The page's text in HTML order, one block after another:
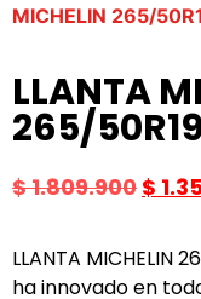
MICHELIN 265/
LLANTA
265/
$1.809.900 $
LLANTA MICHELIN
ha innovado en